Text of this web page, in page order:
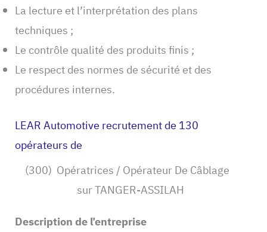
La lecture et l’interprétation des plans
techniques ;
Le contrôle qualité des produits finis ;
Le respect des normes de sécurité et des
procédures internes.
LEAR Automotive recrutement de 130
opérateurs de
(300) Opératrices / Opérateur De Câblage
sur TANGER-ASSILAH
Description de l’entreprise